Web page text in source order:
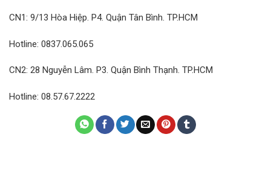
CN1: 9/13 Hòa Hiệp. P4. Quận Tân Bình. TP.HCM
Hotline: 0837.065.065
CN2: 28 Nguyễn Lâm. P3. Quận Bình Thạnh. TP.HCM
Hotline: 08.57.67.2222